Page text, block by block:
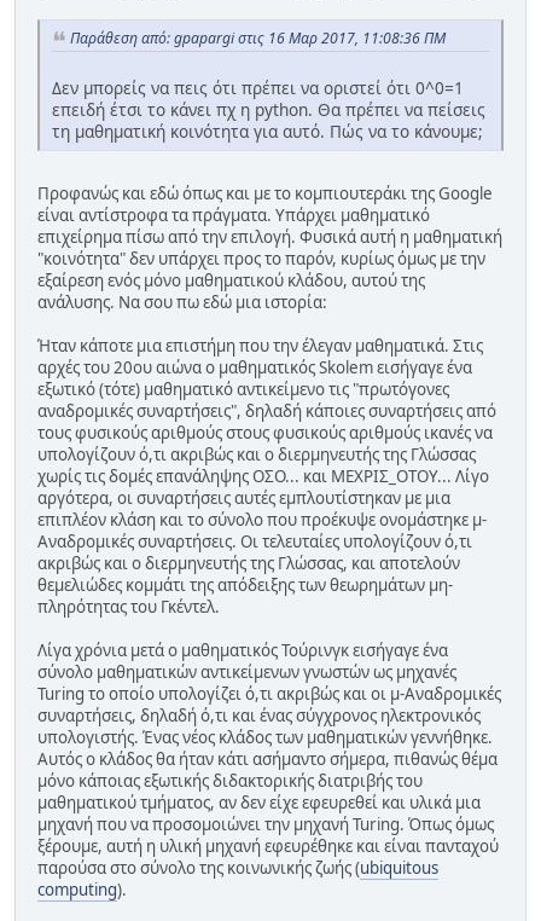
Παράθεση από: gpapargi στις 16 Μαρ 2017, 11:08:36 ΠΜ
Δεν μπορείς να πεις ότι πρέπει να οριστεί ότι 0^0=1
επειδή έτσι το κάνει πχ η python. Θα πρέπει να πείσεις
τη μαθηματική κοινότητα για αυτό. Πώς να το κάνουμε;
Προφανώς και εδώ όπως και με το κομπιουτεράκι της Google
είναι αντίστροφα τα πράγματα. Υπάρχει μαθηματικό
επιχείρημα πίσω από την επιλογή. Φυσικά αυτή η μαθηματική
"κοινότητα" δεν υπάρχει προς το παρόν, κυρίως όμως με την
εξαίρεση ενός μόνο μαθηματικού κλάδου, αυτού της
ανάλυσης. Να σου πω εδώ μια ιστορία:
Ήταν κάποτε μια επιστήμη που την έλεγαν μαθηματικά. Στις
αρχές του 20ου αιώνα ο μαθηματικός Skolem εισήγαγε ένα
εξωτικό (τότε) μαθηματικό αντικείμενο τις "πρωτόγονες
αναδρομικές συναρτήσεις", δηλαδή κάποιες συναρτήσεις από
τους φυσικούς αριθμούς στους φυσικούς αριθμούς ικανές να
υπολογίζουν ό,τι ακριβώς και ο διερμηνευτής της Γλώσσας
χωρίς τις δομές επανάληψης ΟΣΟ... και ΜΕΧΡΙΣ_ΟΤΟΥ... Λίγο
αργότερα, οι συναρτήσεις αυτές εμπλουτίστηκαν με μια
επιπλέον κλάση και το σύνολο που προέκυψε ονομάστηκε μ-
Αναδρομικές συναρτήσεις. Οι τελευταίες υπολογίζουν ό,τι
ακριβώς και ο διερμηνευτής της Γλώσσας, και αποτελούν
θεμελιώδες κομμάτι της απόδειξης των θεωρημάτων μη-
πληρότητας του Γκέντελ.
Λίγα χρόνια μετά ο μαθηματικός Τούρινγκ εισήγαγε ένα
σύνολο μαθηματικών αντικείμενων γνωστών ως μηχανές
Turing το οποίο υπολογίζει ό,τι ακριβώς και οι μ-Αναδρομικές
συναρτήσεις, δηλαδή ό,τι και ένας σύγχρονος ηλεκτρονικός
υπολογιστής. Ένας νέος κλάδος των μαθηματικών γεννήθηκε.
Αυτός ο κλάδος θα ήταν κάτι ασήμαντο σήμερα, πιθανώς θέμα
μόνο κάποιας εξωτικής διδακτορικής διατριβής του
μαθηματικού τμήματος, αν δεν είχε εφευρεθεί και υλικά μια
μηχανή που να προσoμοιώνει την μηχανή Turing. Όπως όμως
ξέρουμε, αυτή η υλική μηχανή εφευρέθηκε και είναι πανταχού
παρούσα στο σύνολο της κοινωνικής ζωής (ubiquitous
computing).